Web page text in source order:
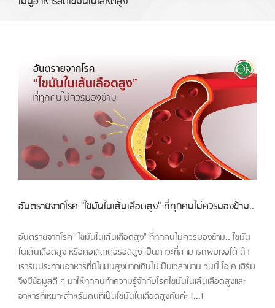
อันตรายจากโรค "ไขมันในเส้นเลือดสูง" ที่ทุกคนไม่ควรมองข้าม..
อันตรายจากโรค "ไขมันในเส้นเลือดสูง" ที่ทุกคนไม่ควรมองข้าม.. ไขมัน
ในเส้นเลือดสูง หรือคอเลสเตอรอลสูง เป็นภาวะที่สามารถพบเจอได้ ถ้า
เรารับประทานอาหารที่มีไขมันสูงมากเกินไปเป็นเวลานาน วันนี้ โอเค เฮิร์บ
จึงมีข้อมูลดี ๆ มาให้ทุกคนทำความรู้จักกับโรคไขมันในเส้นเลือดสูงและ
อาหารที่เหมาะสำหรับคนที่เป็นไขมันในเลือดสูงกันค่ะ [...]